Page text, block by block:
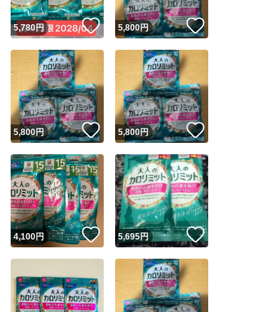
他フリマ実績◯+ このユーザーは他フリマサービスでの取
ピード&安心発送
このバッジは実績に基づく表示であり、発送を保証しているものではあ
スピード＆安心発送
このユーザーは高頻度で24時間以内＆設
ます
スピード発送 このユーザーは高頻度で24時間以内に発
安心発送 このユーザーは設定した発送日数内に発
出品ページへ
キャンセル
いね！
5,780円 いいね！
5,800円
いいね！
5,800円 いいね！
5,800円
いね！
4,100円 いいね！
5,695円 いいね！